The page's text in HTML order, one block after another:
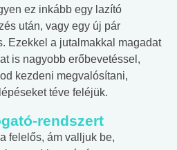
ez inkább egy lazító
után, vagy egy új pár
Ezekkel a jutalmakkal magadat
is nagyobb erőbevetéssel,
kezdeni megvalósítani,
téve feléjük.
rendszert
felelős, ám valljuk be,